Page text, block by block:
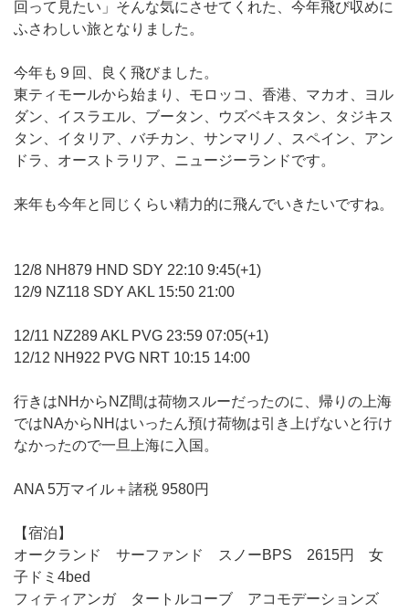
回って見たい」そんな気にさせてくれた、今年飛び収めに
ふさわしい旅となりました。
今年も９回、良く飛びました。
東ティモールから始まり、モロッコ、香港、マカオ、ヨル
ダン、イスラエル、ブータン、ウズベキスタン、タジキス
タン、イタリア、バチカン、サンマリノ、スペイン、アン
ドラ、オーストラリア、ニュージーランドです。
来年も今年と同じくらい精力的に飛んでいきたいですね。
12/8 NH879 HND SDY 22:10 9:45(+1)
12/9 NZ118 SDY AKL 15:50 21:00
12/11 NZ289 AKL PVG 23:59 07:05(+1)
12/12 NH922 PVG NRT 10:15 14:00
行きはNHからNZ間は荷物スルーだったのに、帰りの上海
ではNAからNHはいったん預け荷物は引き上げないと行け
なかったので一旦上海に入国。
ANA 5万マイル＋諸税 9580円
【宿泊】
オークランド サーファンド スノーBPS 2615円 女
子ドミ4bed
フィティアンガ タートルコーブ アコモデーションズ